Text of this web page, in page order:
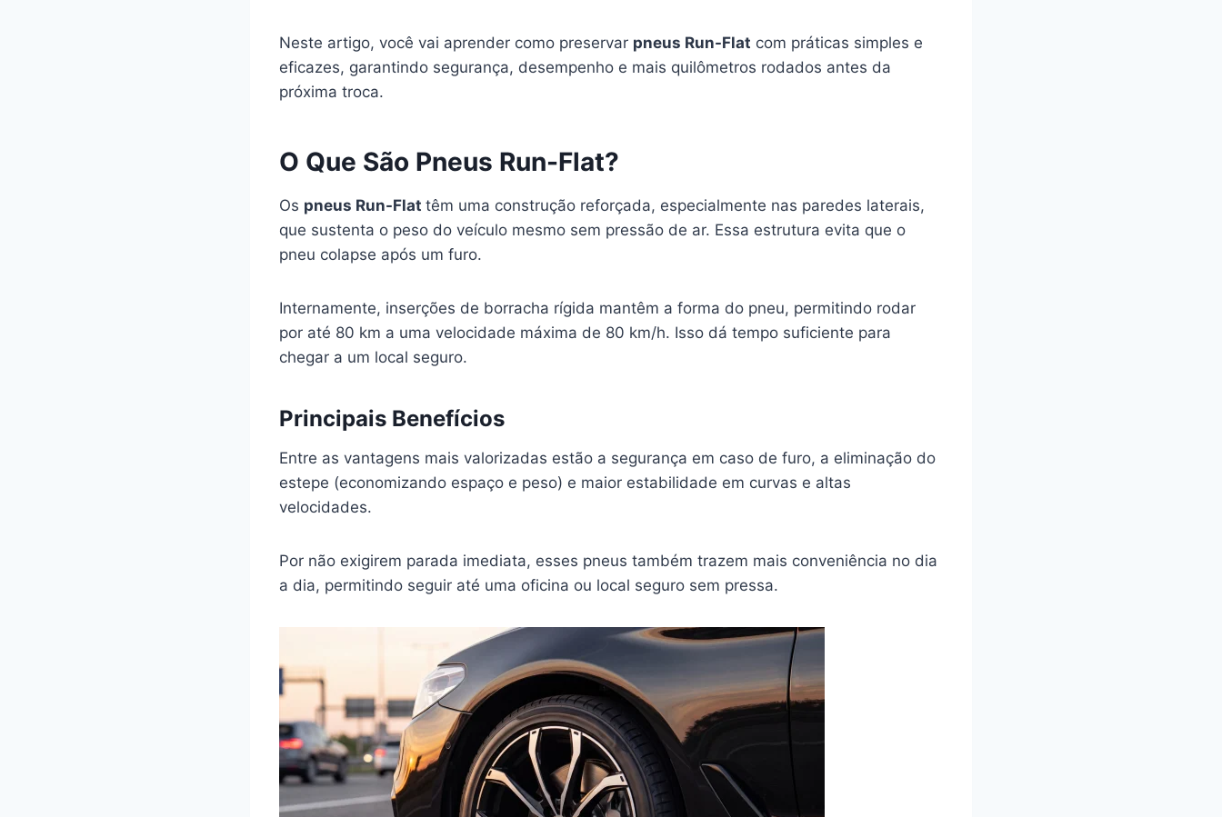
Neste artigo, você vai aprender como preservar pneus Run-Flat com práticas simples e
eficazes, garantindo segurança, desempenho e mais quilômetros rodados antes da
próxima troca.
O Que São Pneus Run-Flat?
Os pneus Run-Flat têm uma construção reforçada, especialmente nas paredes laterais,
que sustenta o peso do veículo mesmo sem pressão de ar. Essa estrutura evita que o
pneu colapse após um furo.
Internamente, inserções de borracha rígida mantêm a forma do pneu, permitindo rodar
por até 80 km a uma velocidade máxima de 80 km/h. Isso dá tempo suficiente para
chegar a um local seguro.
Principais Benefícios
Entre as vantagens mais valorizadas estão a segurança em caso de furo, a eliminação do
estepe (economizando espaço e peso) e maior estabilidade em curvas e altas
velocidades.
Por não exigirem parada imediata, esses pneus também trazem mais conveniência no dia
a dia, permitindo seguir até uma oficina ou local seguro sem pressa.